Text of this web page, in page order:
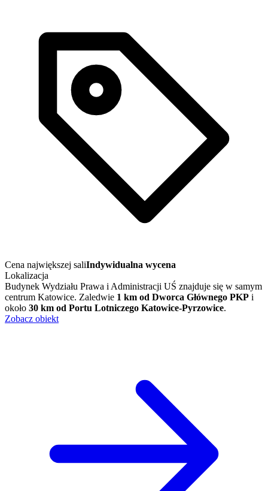
Cena największej saliIndywidualna wycena
Lokalizacja
Budynek Wydziału Prawa i Administracji UŚ znajduje się w samym
centrum Katowice. Zaledwie 1 km od Dworca Głównego PKP i
około 30 km od Portu Lotniczego Katowice-Pyrzowice.
Zobacz obiekt